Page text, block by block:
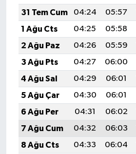
31 Tem Cum
04:24 05:57
1 Ağu Cts
04:25 05:58
2 Ağu Paz
04:26 05:59
3 Ağu Pts
04:27 06:00
4 Ağu Sal
04:29 06:01
5 Ağu Çar
04:30 06:01
6 Ağu Per
04:31 06:02
7 Ağu Cum
04:32 06:03
8 Ağu Cts
04:33 06:04
MİZAH
TARİH
Genel
Politika
YEREL
BÖLGEDEN